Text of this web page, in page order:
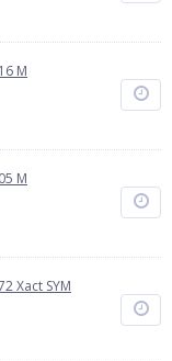
M
M
Xact SYM